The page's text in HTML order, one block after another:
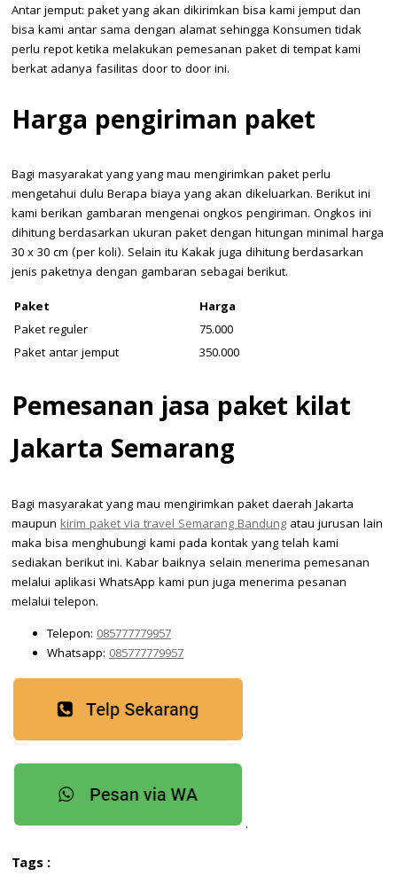
Antar jemput: paket yang akan dikirimkan bisa kami jemput dan
bisa kami antar sama dengan alamat sehingga Konsumen tidak
perlu repot ketika melakukan pemesanan paket di tempat kami
berkat adanya fasilitas door to door ini.
Harga pengiriman paket
Bagi masyarakat yang yang mau mengirimkan paket perlu
mengetahui dulu Berapa biaya yang akan dikeluarkan. Berikut ini
kami berikan gambaran mengenai ongkos pengiriman. Ongkos ini
dihitung berdasarkan ukuran paket dengan hitungan minimal harga
30 x 30 cm (per koli). Selain itu Kakak juga dihitung berdasarkan
jenis paketnya dengan gambaran sebagai berikut.
Paket
Harga
Paket reguler
75.000
Paket antar jemput
350.000
Pemesanan jasa paket kilat
Jakarta Semarang
Bagi masyarakat yang mau mengirimkan paket daerah Jakarta
maupun kirim paket via travel Semarang Bandung atau jurusan lain
maka bisa menghubungi kami pada kontak yang telah kami
sediakan berikut ini. Kabar baiknya selain menerima pemesanan
melalui aplikasi WhatsApp kami pun juga menerima pesanan
melalui telepon.
Telepon: 085777779957
Whatsapp: 085777779957
.
Tags :